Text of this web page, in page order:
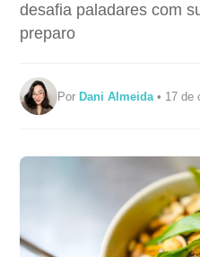
desafia paladares com
preparo
PorDani Almeida • 17 de